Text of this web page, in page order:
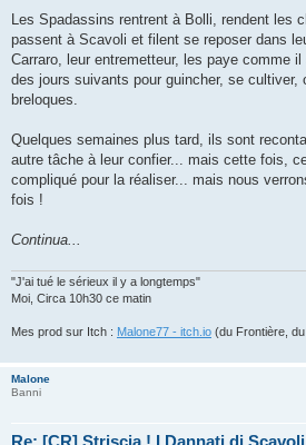
Les Spadassins rentrent à Bolli, rendent les
passent à Scavoli et filent se reposer dans
Carraro, leur entremetteur, les paye comme
des jours suivants pour guincher, se cultiver,
breloques.
Quelques semaines plus tard, ils sont
autre tâche à leur confier... mais cette fois,
compliqué pour la réaliser... mais nous
fois !
Continua...
"J'ai tué le sérieux il y a longtemps"
Moi, Circa 10h30 ce matin
Mes prod sur Itch : Malone77 - itch.io (du Frontière,
Malone
Banni